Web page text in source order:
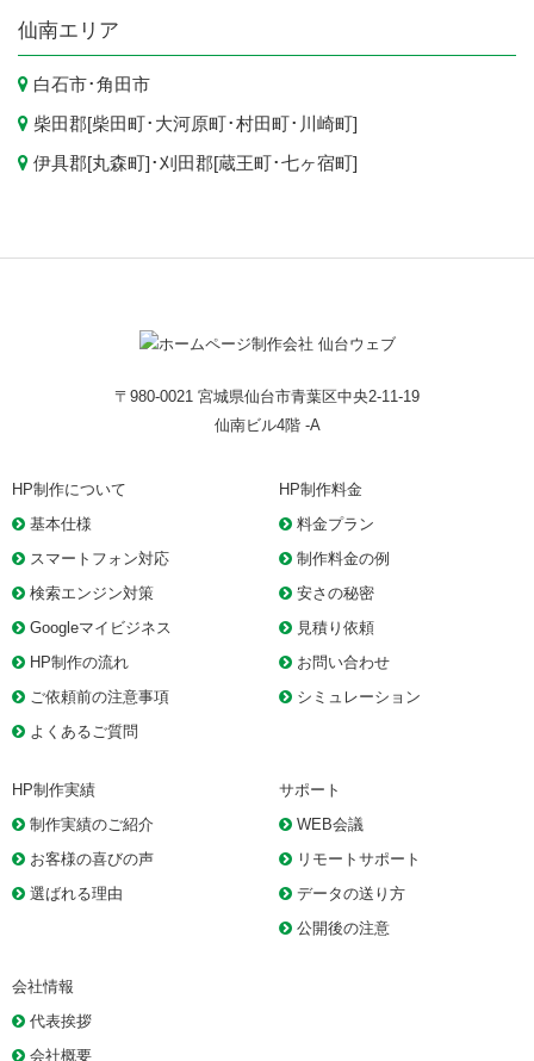
仙南エリア
白石市･角田市
柴田郡[柴田町･ 大河原町･村田町･ 川崎町]
伊具郡[丸森町]･刈田郡[蔵王町･七ヶ宿町]
〒980-0021 宮城県仙台市青葉区中央2-11-19
仙南ビル4階 -A
HP制作について
基本仕様
スマートフォン対応
検索エンジン対策
Googleマイビジネス
HP制作の流れ
ご依頼前の注意事項
よくあるご質問
HP制作料金
料金プラン
制作料金の例
安さの秘密
見積り依頼
お問い合わせ
シミュレーション
HP制作実績
制作実績のご紹介
お客様の喜びの声
選ばれる理由
サポート
WEB会議
リモートサポート
データの送り方
公開後の注意
会社情報
代表挨拶
会社概要